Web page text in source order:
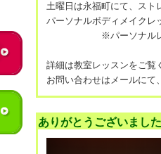
土曜日は永福町にて、スト
パーソナルボディメイクレ
※パーソナルレッス
詳細は教室レッスンをご覧
お問い合わせはメールにて
ありがとうございまし